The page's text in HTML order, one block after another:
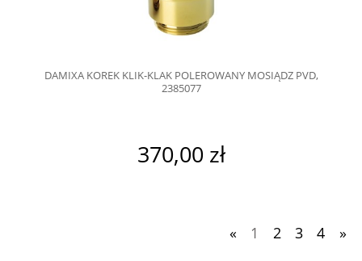
DAMIXA KOREK KLIK-KLAK POLEROWANY MOSIĄDZ PVD,
2385077
370,00 zł
« 1 2 3 4 »